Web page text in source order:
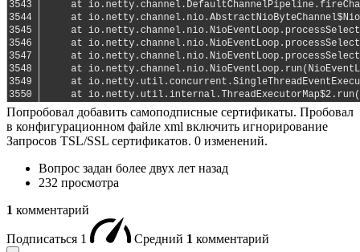
Попробовал добавить самоподписные сертификаты. Пробовал
в конфигурационном файле xml включить игнорирование
Запросов TSL/SSL сертификатов. 0 изменений.
Вопрос задан более двух лет назад
232 просмотра
1 комментарий
Подписаться 1 Средний 1 комментарий